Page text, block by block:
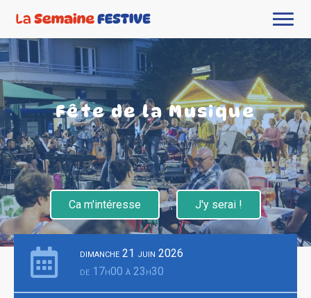
Fête de la Musique
Ca m'intéresse J'y serai !
dimanche 21 juin 2026
de 17h00 à 23h30